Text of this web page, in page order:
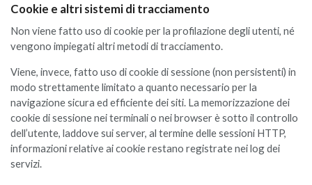
Cookie e altri sistemi di tracciamento
Non viene fatto uso di cookie per la profilazione degli utenti, né
vengono impiegati altri metodi di tracciamento.
Viene, invece, fatto uso di cookie di sessione (non persistenti) in
modo strettamente limitato a quanto necessario per la
navigazione sicura ed efficiente dei siti. La memorizzazione dei
cookie di sessione nei terminali o nei browser è sotto il controllo
dell’utente, laddove sui server, al termine delle sessioni HTTP,
informazioni relative ai cookie restano registrate nei log dei
servizi.